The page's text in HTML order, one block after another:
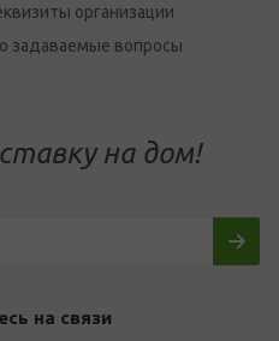
организации
задаваемые вопросы
на дом!
на связи